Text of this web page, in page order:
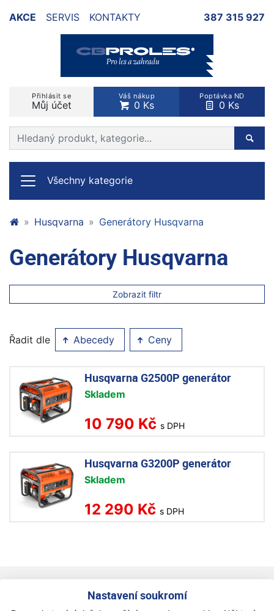
Nastavení soukromí
AKCE SERVIS KONTAKTY 387 315 927
Přihlásit se
Můj účet
Váš nákup
0 Ks
Poptávka ND
0 Ks
Prohledat web
Všechny kategorie
Husqvarna Generátory Husqvarna
Generátory Husqvarna
Zobrazit filtr
Řadit dle Abecedy Ceny
Husqvarna G2500P generátor
Skladem
10 790 Kč s DPH
Husqvarna G3200P generátor
Skladem
12 290 Kč s DPH
Newsletter